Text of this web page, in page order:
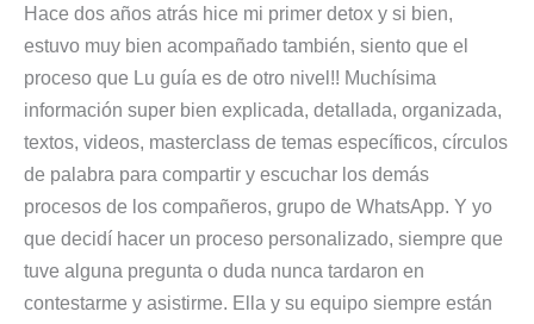
Hace dos años atrás hice mi primer detox y si bien,
estuvo muy bien acompañado también, siento que el
proceso que Lu guía es de otro nivel!! Muchísima
información super bien explicada, detallada, organizada,
textos, videos, masterclass de temas específicos, círculos
de palabra para compartir y escuchar los demás
procesos de los compañeros, grupo de WhatsApp. Y yo
que decidí hacer un proceso personalizado, siempre que
tuve alguna pregunta o duda nunca tardaron en
contestarme y asistirme. Ella y su equipo siempre están